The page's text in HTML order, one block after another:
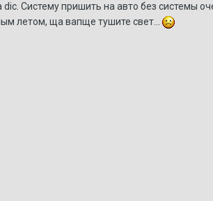
Систему пришить на авто без системы
летом, ща вапще тушите свет...